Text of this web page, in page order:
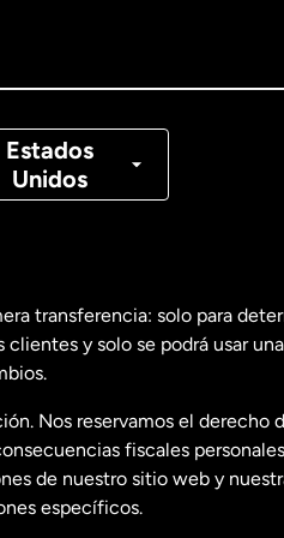
Estados
Unidos
Français
Unidos English
Unidos Español
transferencia: solo para
y solo se podrá usar
Nos reservamos el
fiscales
de nuestro sitio web y
específicos.